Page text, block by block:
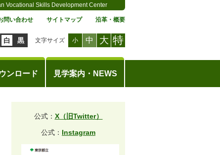
Vocational Skills Development Center
ンロード 見学案内・NEWS
白 黒 文字サイズ 小 中 大 特
問い合わせ サイトマップ 沿革・概要
公式： X（旧Twitter）
公式： Instagram